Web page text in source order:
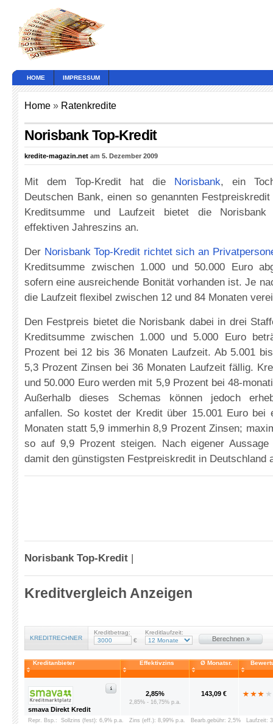
HOME IMPRESSUM
Home » Ratenkredite
Norisbank Top-Kredit
kredite-magazin.net am 5. Dezember 2009
Mit dem Top-Kredit hat die Norisbank, ein
Deutschen Bank, einen so genannten
Kreditsumme und Laufzeit bietet die
effektiven Jahreszins an.
Der Norisbank Top-Kredit richtet sich an
Kreditsumme zwischen 1.000 und 50.000 Euro
sofern eine ausreichende Bonität vorhanden ist. Je
die Laufzeit flexibel zwischen 12 und 84 Monaten
Den Festpreis bietet die Norisbank dabei in drei
Kreditsumme zwischen 1.000 und 5.000 Euro
Prozent bei 12 bis 36 Monaten Laufzeit. Ab 5.001
5,3 Prozent Zinsen bei 36 Monaten Laufzeit fällig.
und 50.000 Euro werden mit 5,9 Prozent bei 48-
Außerhalb dieses Schemas können jedoch
anfallen. So kostet der Kredit über 15.001 Euro bei
Monaten statt 5,9 immerhin 8,9 Prozent Zinsen;
so auf 9,9 Prozent steigen. Nach eigener
damit den günstigsten Festpreiskredit in Deutschland
Norisbank Top-Kredit |
Kreditvergleich Anzeigen
KREDITRECHNER
Kreditbetrag:
€
Kreditlaufzeit:
Berechnen »
Kreditanbieter Effektivzins Ø Monatsr.
smava Direkt Kredit
2,85%
2,85% - 16,75% p.a.
143,09 €
Repr. Bsp.: Sollzins (fest): 6,9% p.a. Zins (eff.): 8,99% p.a. Bearb.gebühr: 2,5% Laufzeit: